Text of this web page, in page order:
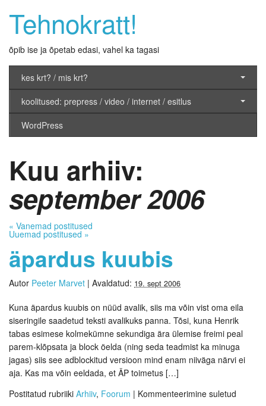
Tehnokratt!
õpib ise ja õpetab edasi, vahel ka tagasi
kes krt? / mis krt?
koolitused: prepress / video / internet / esitlus
WordPress
Kuu arhiiv:
september 2006
« Vanemad postitused
Uuemad postitused »
äpardus kuubis
Autor Peeter Marvet | Avaldatud: 19. sept 2006
Kuna äpardus kuubis on nüüd avalik, siis ma võin vist oma eila
siseringile saadetud teksti avalikuks panna. Tõsi, kuna Henrik
tabas esimese kolmekümne sekundiga ära ülemise freimi peal
parem-klõpsata ja block öelda (ning seda teadmist ka minuga
jagas) siis see adblockitud versioon mind enam niiväga närvi ei
aja. Kas ma võin eeldada, et ÄP toimetus […]
Postitatud rubriiki Arhiiv, Foorum | Kommenteerimine suletud